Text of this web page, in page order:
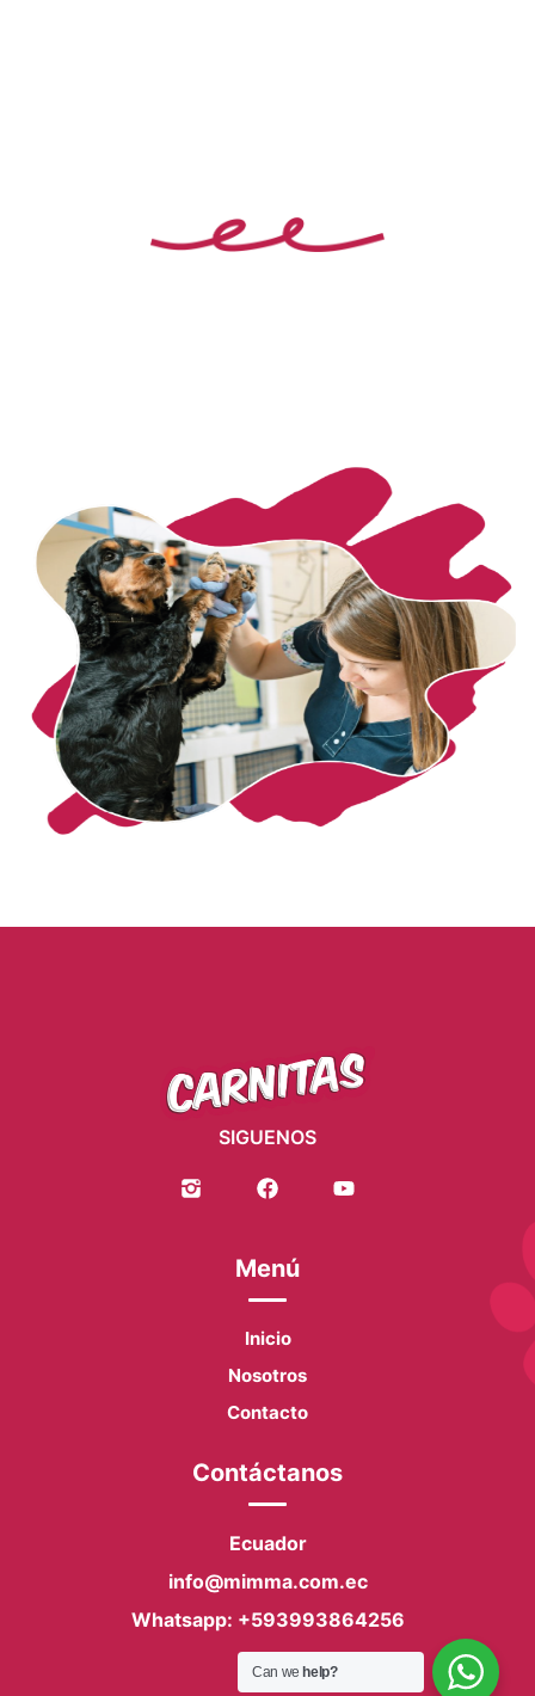
SIGUENOS
Menú
Inicio
Nosotros
Contacto
Contáctanos
Ecuador
info@mimma.com.ec
Whatsapp: +593993864256
Can we help?